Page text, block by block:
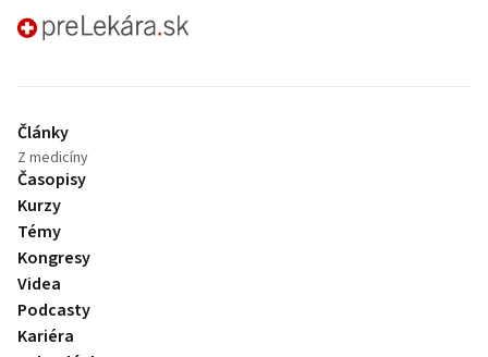
preLekára.sk
Články
Z medicíny
Časopisy
Kurzy
Témy
Kongresy
Videa
Podcasty
Kariéra